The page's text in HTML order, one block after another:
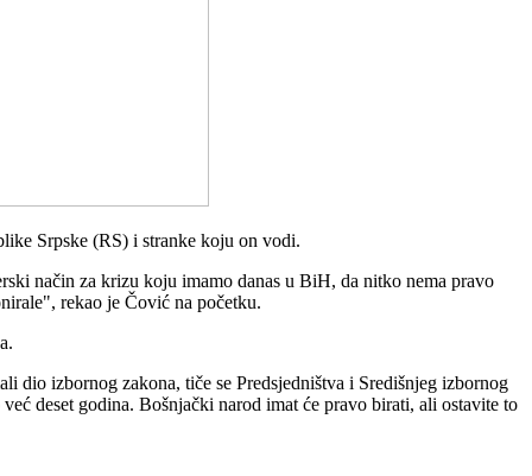
Srpske (RS) i stranke koju on vodi.
način za krizu koju imamo danas u BiH, da nitko nema pravo
rekao je Čović na početku.
dio izbornog zakona, tiče se Predsjedništva i Središnjeg izbornog
deset godina. Bošnjački narod imat će pravo birati, ali ostavite to